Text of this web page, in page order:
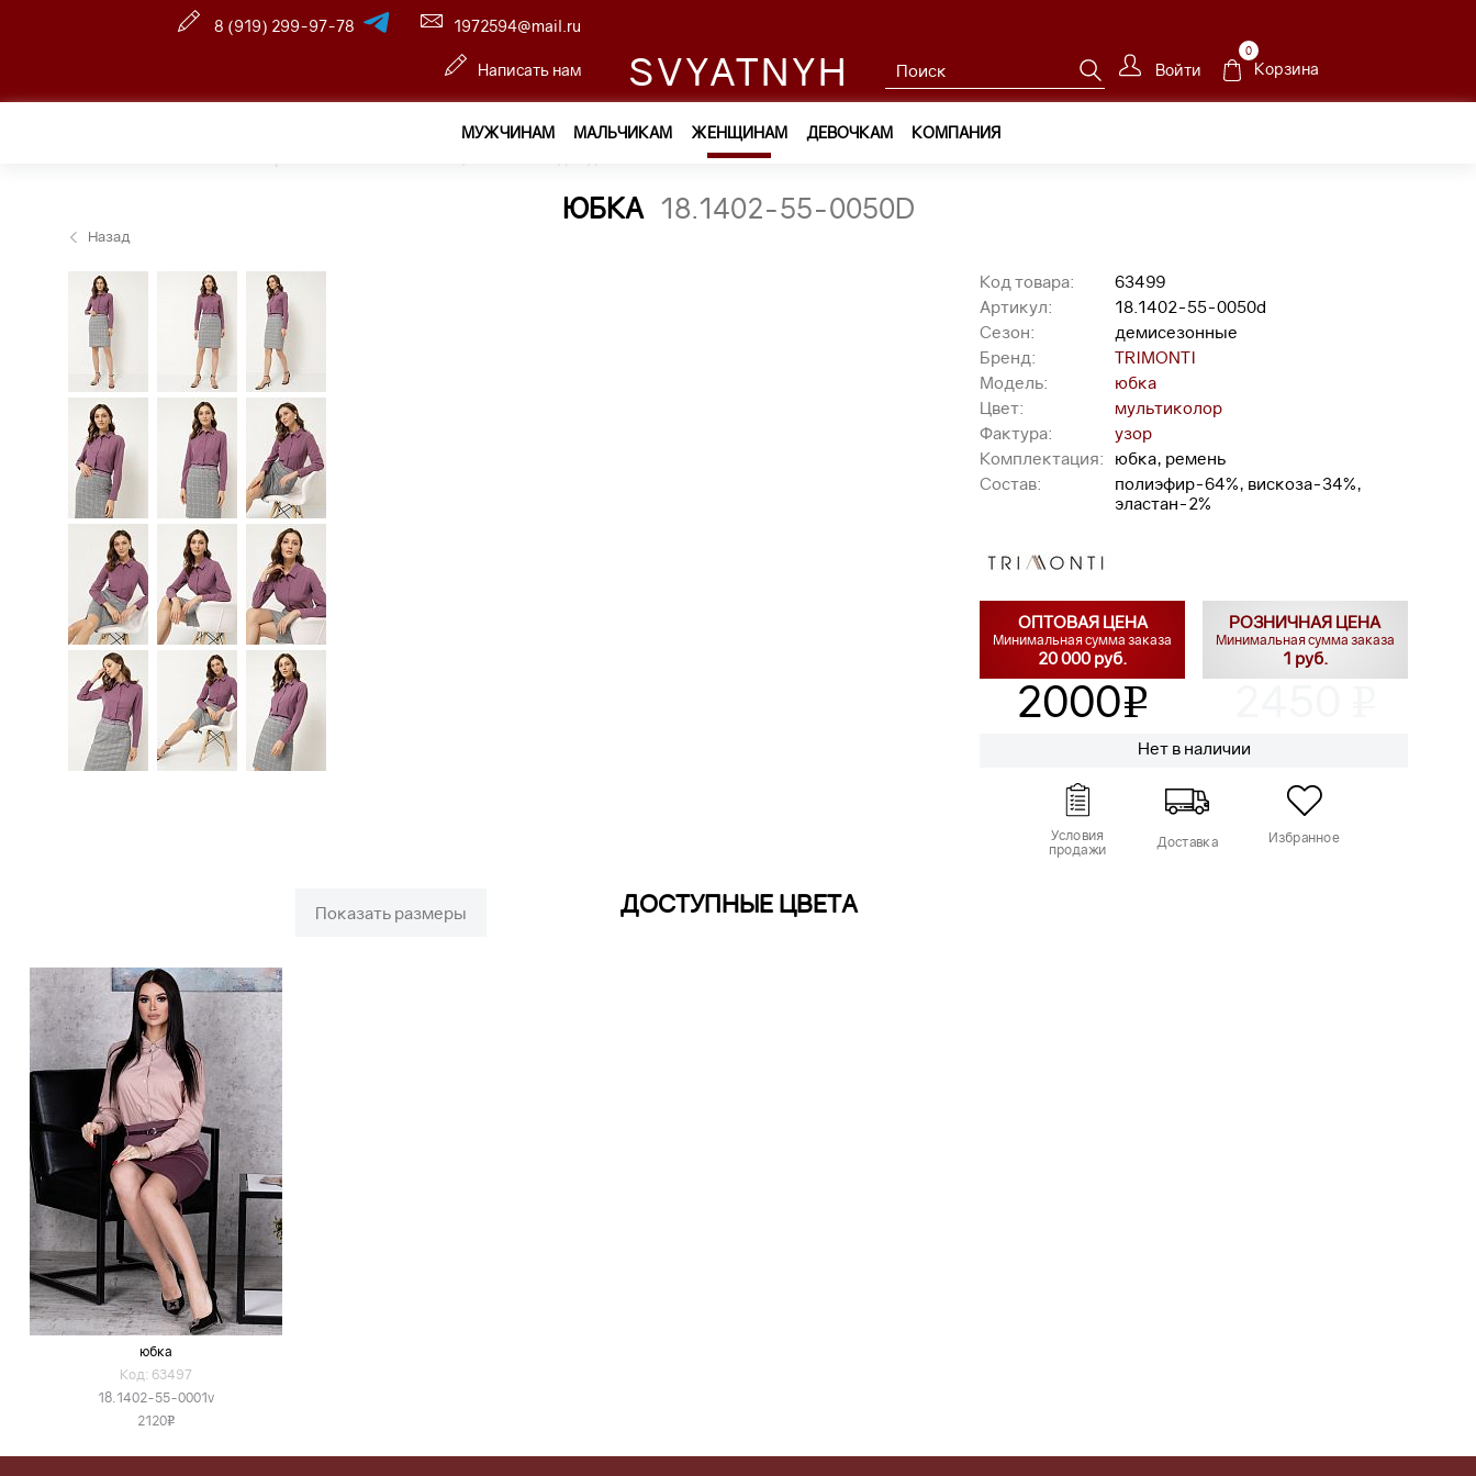
8 (919) 299-97-78 1972594@mail.ru
Написать нам SVYATNYH Войти
0
Корзина
МУЖЧИНАМ МАЛЬЧИКАМ ЖЕНЩИНАМ ДЕВОЧКАМ КОМПАНИЯ
— юбка 18.1402-55-0050d
ЮБКА 18.1402-55-0050D
Назад
Код товара:
63499
Артикул:
18.1402-55-0050d
Сезон:
демисезонные
Бренд:
TRIMONTI
Модель:
юбка
Цвет:
мультиколор
Фактура:
узор
Комплектация:
юбка, ремень
Состав:
полиэфир-64%, вискоза-34%,
эластан-2%
ОПТОВАЯ ЦЕНА
Минимальная сумма заказа
20 000 руб.
2000v
РОЗНИЧНАЯ ЦЕНА
Минимальная сумма заказа
1 руб.
Нет в наличии
Условия
продажи
Доставка Избранное
Показать размеры ДОСТУПНЫЕ ЦВЕТА
юбка
Код: 63497
18.1402-55-0001v
2120v